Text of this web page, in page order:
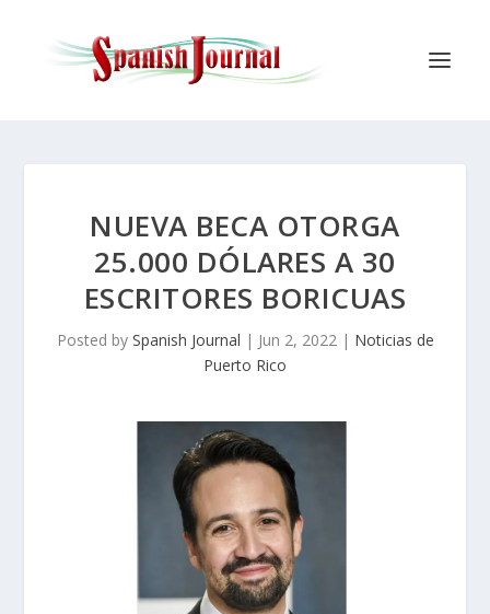
NUEVA BECA OTORGA
25.000 DÓLARES A 30
ESCRITORES BORICUAS
Posted by Spanish Journal | Jun 2, 2022| Noticias de
Puerto Rico